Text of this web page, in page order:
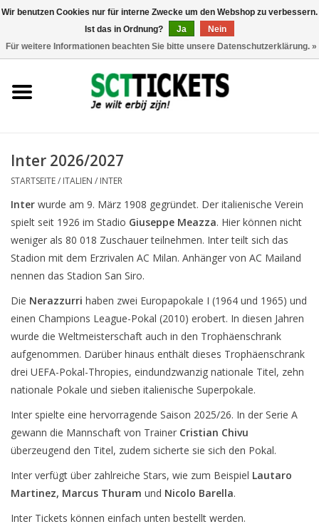
Frankreich
Inter 2026/2027
STARTSEITE/ ITALIEN / INTER
Inter wurde am 9. März 1908 gegründet. Der italienische Verein
spielt seit 1926 im Stadio Giuseppe Meazza. Hier können nicht
weniger als 80 018 Zuschauer teilnehmen. Inter teilt sich das
Stadion mit dem Erzrivalen AC Milan. Anhänger von AC Mailand
nennen das Stadion San Siro.
Die Nerazzurri haben zwei Europapokale I (1964 und 1965) und
einen Champions League-Pokal (2010) erobert. In diesen Jahren
wurde die Weltmeisterschaft auch in den Trophäenschrank
aufgenommen. Darüber hinaus enthält dieses Trophäenschrank
drei UEFA-Pokal-Thropies, eindundzwanzig nationale Titel, zehn
nationale Pokale und sieben italienische Superpokale.
Inter spielte eine hervorragende Saison 2025/26. In der Serie A
gewann die Mannschaft von Trainer Cristian Chivu
überzeugend den Titel, zudem sicherte sie sich den Pokal.
Inter verfügt über zahlreiche Stars, wie zum Beispiel Lautaro
Martinez, Marcus Thuram und Nicolo Barella.
Inter Tickets können einfach unten bestellt werden.
Wir benutzen Cookies nur für interne Zwecke um den Webshop zu verbessern.
Ist das in Ordnung?
Ja
Nein
Für weitere Informationen beachten Sie bitte unsere Datenschutzerklärung. »